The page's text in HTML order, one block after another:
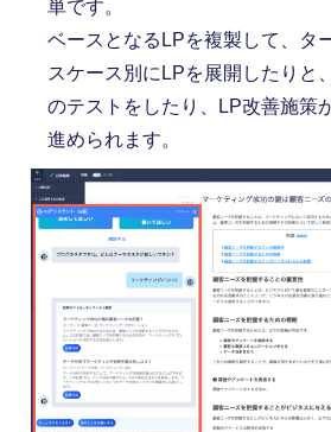
単です。
ベースとなるLPを複製して、タ
スケース別にLPを展開したりと
のテストをしたり、LP改善施策
進められます。